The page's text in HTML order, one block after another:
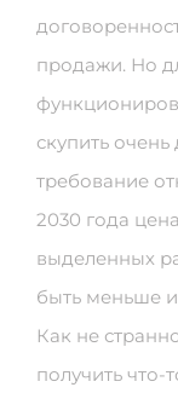
продажи. Но
скупить
требование
2030 года
выделенных
быть меньше
Как не
получить что-